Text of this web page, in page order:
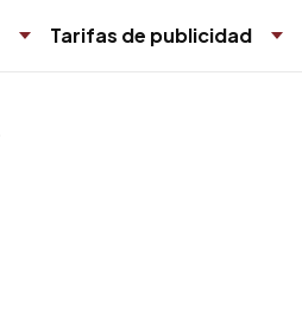
Tarifas de publicidad